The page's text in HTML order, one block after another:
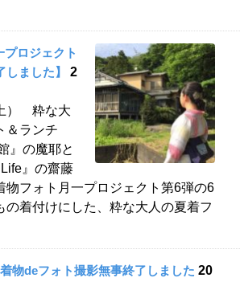
ロジェクト
ました】
2
） 粋な大
＆ランチ
』の魔耶と
Life』の齋藤
物フォト月一プロジェクト第6弾の6
の着付けにした、粋な大人の夏着フ
着物deフォト撮影無事終了しました 20